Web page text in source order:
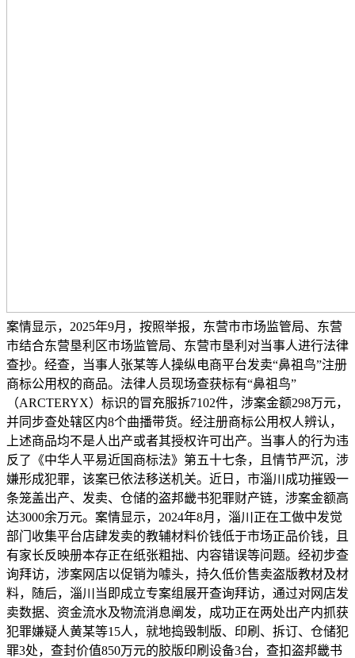
案情显示，2025年9月，按照举报，东营市市场监管局、东营
市结合东营垦利区市场监管局、东营市垦利对当事人进行法律
查抄。经查，当事人张某等人操纵电商平台发卖“鼻祖鸟”注册
商标公用权的商品。法律人员现场查获标有“鼻祖鸟”
（ARCTERYX）标识的冒充服拆7102件，涉案金额298万元，
并同步查处辖区内8个曲播带货。经注册商标公用权人辨认，
上述商品均不是人出产或者其授权许可出产。当事人的行为违
反了《中华人平易近国商标法》第五十七条，且情节严沉，涉
嫌形成犯罪，该案已依法移送机关。近日，市淄川成功摧毁一
条笼盖出产、发卖、仓储的盗邦畿书犯罪财产链，涉案金额高
达3000余万元。案情显示，2024年8月，淄川正在工做中发觉
部门收集平台店肆发卖的教辅材料价钱低于市场正品价钱，且
有家长反映册本存正在纸张粗拙、内容错误等问题。经初步查
询拜访，涉案网店以促销为噱头，持久低价售卖盗版教材及材
料，随后，淄川当即成立专案组展开查询拜访，通过对网店发
卖数据、资金流水及物流消息阐发，成功正在两处出产内抓获
犯罪嫌疑人黄某等15人，就地捣毁制版、印刷、拆订、仓储犯
罪3处，查封价值850万元的胶版印刷设备3台，查扣盗邦畿书